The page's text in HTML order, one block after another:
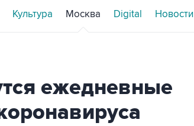
Культура Москва Digital Новости
ежедневные